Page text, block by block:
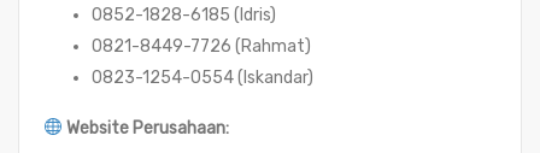
0852-1828-6185 (Idris)
0821-8449-7726 (Rahmat)
0823-1254-0554 (Iskandar)
Website Perusahaan: